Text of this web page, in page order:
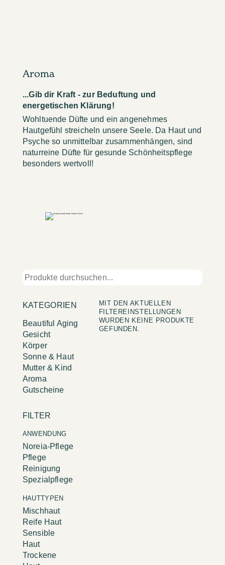
Aroma
...Gib dir Kraft - zur Beduftung und
energetischen Klärung!
Wohltuende Düfte und ein angenehmes
Hautgefühl streicheln unsere Seele. Da Haut und
Psyche so unmittelbar zusammenhängen, sind
naturreine Düfte für gesunde Schönheitspflege
besonders wertvoll!
KATEGORIEN
Beautiful Aging
Gesicht
Körper
Sonne & Haut
Mutter & Kind
Aroma
Gutscheine
FILTER
ANWENDUNG
Noreia-Pflege
Pflege
Reinigung
Spezialpflege
HAUTTYPEN
Mischhaut
Reife Haut
Sensible
Haut
Trockene
MIT DEN AKTUELLEN
FILTEREINSTELLUNGEN
WURDEN KEINE PRODUKTE
GEFUNDEN.